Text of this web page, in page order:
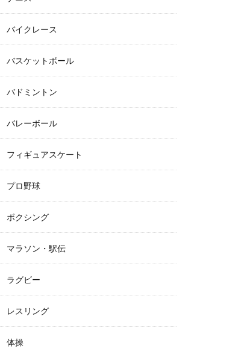
バイクレース
バスケットボール
バドミントン
バレーボール
フィギュアスケート
プロ野球
ボクシング
マラソン・駅伝
ラグビー
レスリング
体操